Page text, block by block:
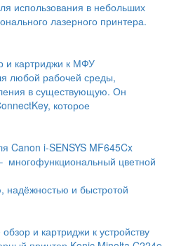
использования в небольших
лазерного принтера.
и картриджи к МФУ
любой рабочей среды,
в существующую. Он
которое
Canon i-SENSYS MF645Cx
многофункциональный цветной
надёжностью и быстротой
и картриджи к устройству